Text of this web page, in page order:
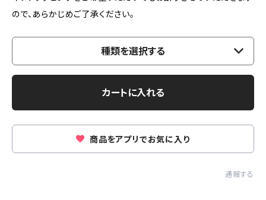
ので、あらかじめご了承ください。
種類を選択する
カートに入れる
商品をアプリでお気に入り
通報する